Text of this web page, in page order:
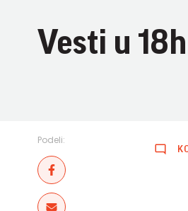
Vesti u
Podeli: